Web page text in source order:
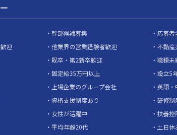
幹部候補募集 応募者
迎
他業界の営業経験者歓迎 不動産
既卒・第2新卒歓迎 職種未
固定給35万円以上 設立5
上場企業のグループ会社 英語・
資格支援制度あり 研修制
女性が活躍中 扶養控
平均年齢20代 土日休